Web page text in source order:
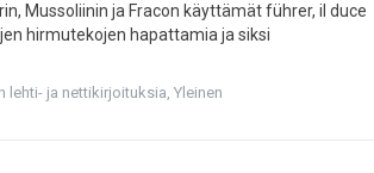
Mussoliinin ja Fracon käyttämät führer, il duce
hirmutekojen hapattamia ja siksi
lehti- ja nettikirjoituksia,Yleinen